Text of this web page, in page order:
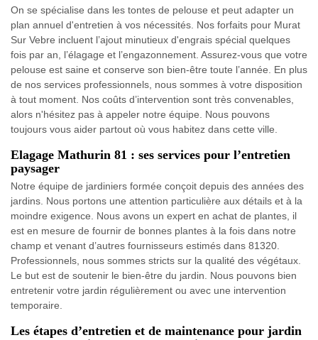
On se spécialise dans les tontes de pelouse et peut adapter un
plan annuel d'entretien à vos nécessités. Nos forfaits pour Murat
Sur Vebre incluent l’ajout minutieux d'engrais spécial quelques
fois par an, l’élagage et l’engazonnement. Assurez-vous que votre
pelouse est saine et conserve son bien-être toute l’année. En plus
de nos services professionnels, nous sommes à votre disposition
à tout moment. Nos coûts d’intervention sont très convenables,
alors n'hésitez pas à appeler notre équipe. Nous pouvons
toujours vous aider partout où vous habitez dans cette ville.
Elagage Mathurin 81 : ses services pour l’entretien
paysager
Notre équipe de jardiniers formée conçoit depuis des années des
jardins. Nous portons une attention particulière aux détails et à la
moindre exigence. Nous avons un expert en achat de plantes, il
est en mesure de fournir de bonnes plantes à la fois dans notre
champ et venant d’autres fournisseurs estimés dans 81320.
Professionnels, nous sommes stricts sur la qualité des végétaux.
Le but est de soutenir le bien-être du jardin. Nous pouvons bien
entretenir votre jardin régulièrement ou avec une intervention
temporaire.
Les étapes d’entretien et de maintenance pour jardin